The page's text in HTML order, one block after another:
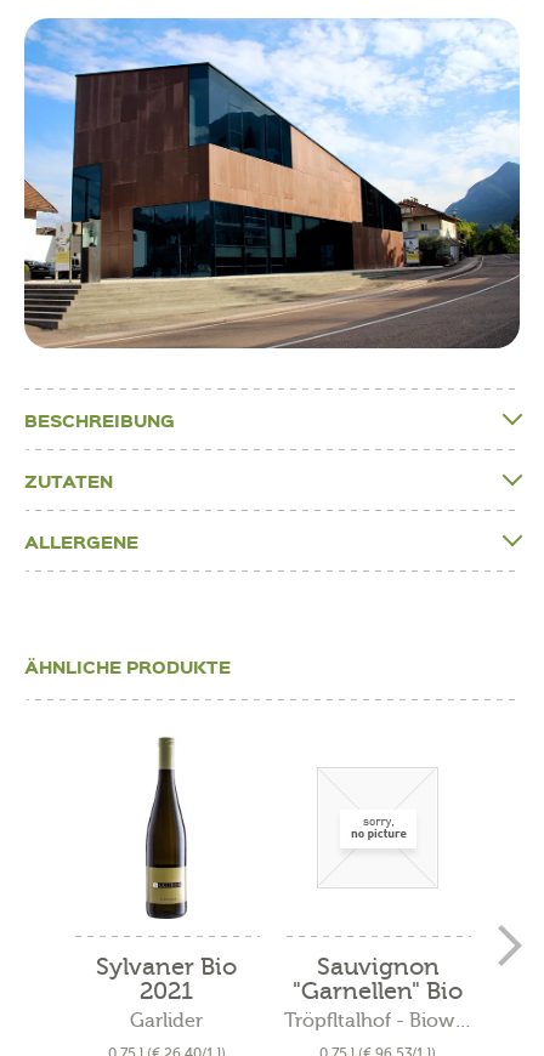
BESCHREIBUNG
ZUTATEN
ALLERGENE
ÄHNLICHE PRODUKTE
Sylvaner Bio
2021
Garlider
Sauvignon
"Garnellen" Bio
2019
Tröpfltalhof - Bioweinhof